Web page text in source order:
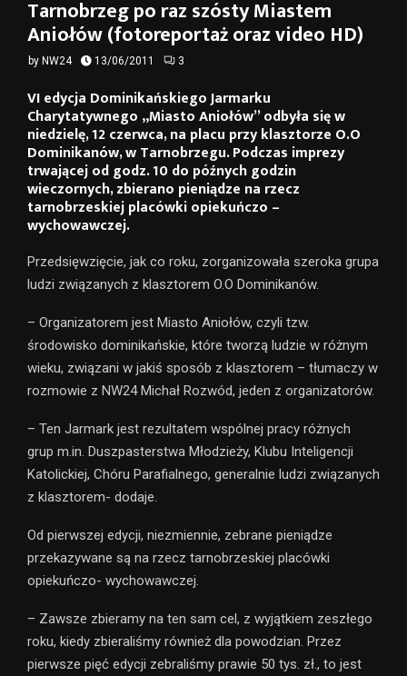
Tarnobrzeg po raz szósty Miastem
Aniołów (fotoreportaż oraz video HD)
by NW24 13/06/2011 3
VI edycja Dominikańskiego Jarmarku
Charytatywnego „Miasto Aniołów” odbyła się w
niedzielę, 12 czerwca, na placu przy klasztorze O.O
Dominikanów, w Tarnobrzegu. Podczas imprezy
trwającej od godz. 10 do późnych godzin
wieczornych, zbierano pieniądze na rzecz
tarnobrzeskiej placówki opiekuńczo –
wychowawczej.
Przedsięwzięcie, jak co roku, zorganizowała szeroka grupa
ludzi związanych z klasztorem O.O Dominikanów.
– Organizatorem jest Miasto Aniołów, czyli tzw.
środowisko dominikańskie, które tworzą ludzie w różnym
wieku, związani w jakiś sposób z klasztorem – tłumaczy w
rozmowie z NW24 Michał Rozwód, jeden z organizatorów.
– Ten Jarmark jest rezultatem wspólnej pracy różnych
grup m.in. Duszpasterstwa Młodzieży, Klubu Inteligencji
Katolickiej, Chóru Parafialnego, generalnie ludzi związanych
z klasztorem- dodaje.
Od pierwszej edycji, niezmiennie, zebrane pieniądze
przekazywane są na rzecz tarnobrzeskiej placówki
opiekuńczo- wychowawczej.
– Zawsze zbieramy na ten sam cel, z wyjątkiem zeszłego
roku, kiedy zbieraliśmy również dla powodzian. Przez
pierwsze pięć edycji zebraliśmy prawie 50 tys. zł., to jest